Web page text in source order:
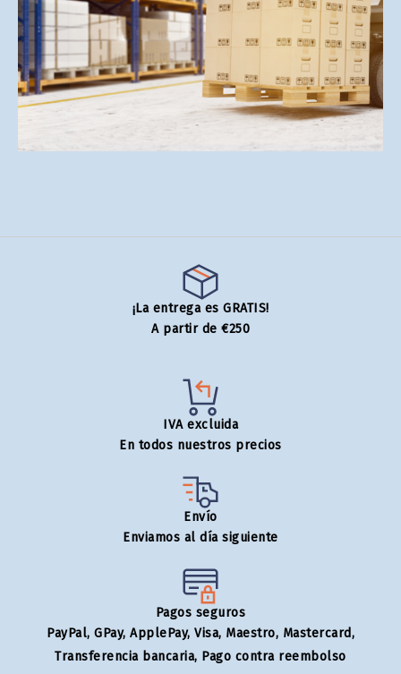
¡La entrega es GRATIS!
A partir de €250
IVA excluida
En todos nuestros precios
Envío
Enviamos al día siguiente
Pagos seguros
PayPal, GPay, ApplePay, Visa, Maestro, Mastercard,
Transferencia bancaria, Pago contra reembolso